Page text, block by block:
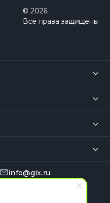
© 2026
Все права защищены
info@gix.ru